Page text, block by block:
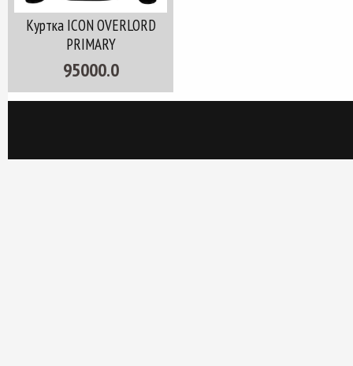
Куртка ICON OVERLORD
PRIMARY
95000.0